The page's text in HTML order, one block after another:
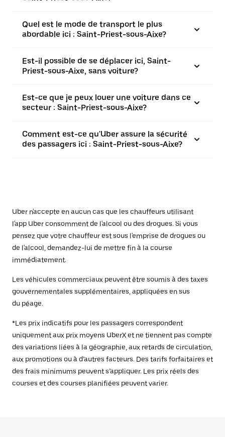
Quel est le mode de transport le plus
abordable ici : Saint-Priest-sous-Aixe?
Est-il possible de se déplacer ici, Saint-
Priest-sous-Aixe, sans voiture?
Est-ce que je peux louer une voiture dans ce
secteur : Saint-Priest-sous-Aixe?
Comment est-ce qu'Uber assure la sécurité
des passagers ici : Saint-Priest-sous-Aixe?
Uber n'accepte en aucun cas que les chauffeurs utilisant
l'app Uber consomment de l'alcool ou des drogues. Si vous
pensez que votre chauffeur est sous l'emprise de drogues ou
de l'alcool, demandez-lui de mettre fin à la course
immédiatement.
Les véhicules commerciaux peuvent être soumis à des taxes
gouvernementales supplémentaires, appliquées en sus
du péage.
*Les prix indicatifs pour les passagers correspondent
uniquement aux prix moyens UberX et ne tiennent pas compte
des variations liées à la géographie, aux retards de circulation,
aux promotions ou à d’autres facteurs. Des tarifs forfaitaires et
des frais minimums peuvent s’appliquer. Les prix réels des
courses et des courses planifiées peuvent varier.